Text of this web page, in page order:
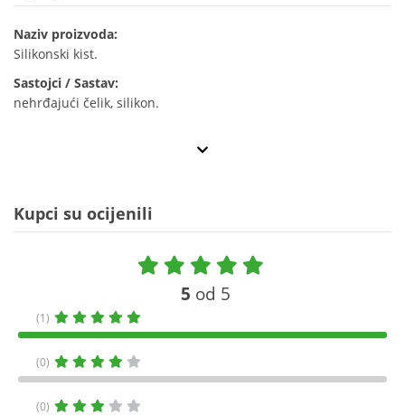
Naziv proizvoda:
Silikonski kist.
Sastojci / Sastav:
nehrđajući čelik, silikon.
Kupci su ocijenili
5 od 5
(1)
(0)
(0)